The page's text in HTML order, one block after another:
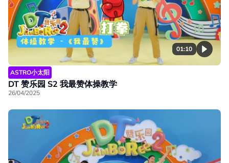
01:10
ASTRO小太阳
DT 赞乐园 S2 我最赞体操教学
26/04/2025